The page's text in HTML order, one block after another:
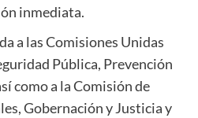
inmediata.
a las Comisiones Unidas
Pública, Prevención
como a la Comisión de
Gobernación y Justicia y